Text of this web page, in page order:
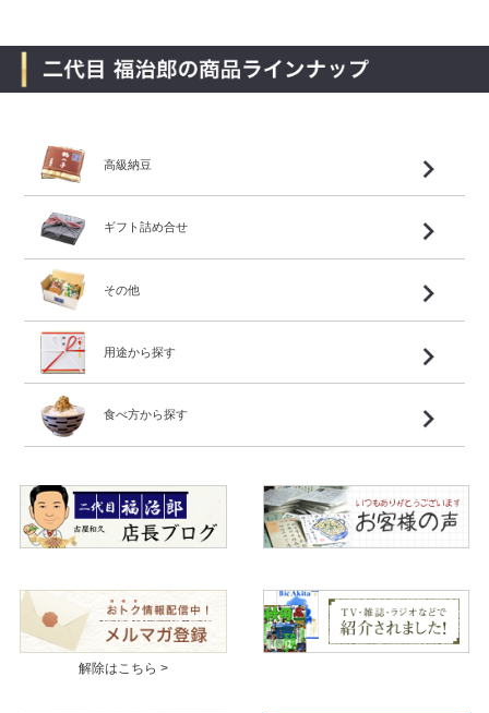
高級納豆
ギフト詰め合せ
その他
用途から探す
食べ方から探す
解除はこちら >